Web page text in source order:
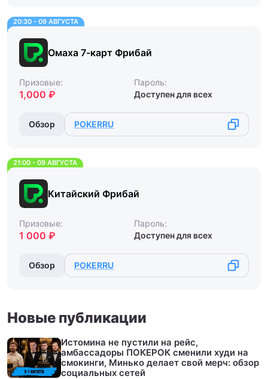
20:30 - 09 АВГУСТА
Омаха 7-карт Фрибай
Призовые:
1,000 ₽
Пароль:
Доступен для всех
Обзор POKERRU
21:00 - 09 АВГУСТА
Китайский Фрибай
Призовые:
1 000 ₽
Пароль:
Доступен для всех
Обзор POKERRU
Новые публикации
Истомина не пустили на рейс,
амбассадоры ПОКЕРОК сменили худи на
смокинги, Минько делает свой мерч: обзор
социальных сетей